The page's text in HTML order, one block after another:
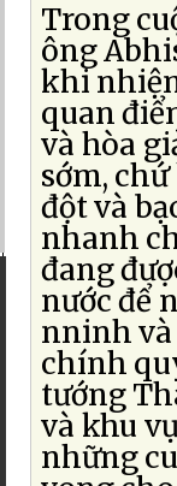
Trong
ông
khi
quan
và hòa
sớm,
đột và
nhanh
đang
nước để
nninh và
chính
tướng
và khu
những